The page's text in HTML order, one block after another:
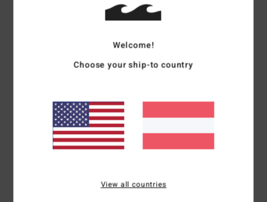
Original anzeigen - Français
5/5
9. Juli 2026
Verifizierter Kauf
Original anzeigen - Castellano
/5 Preis-Leistungs-Verhältnis
/5 Farbe: 5/5
Welcome!
Choose your ship-to country
View all countries